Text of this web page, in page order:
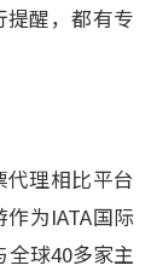
醒，都有专
理相比平台
为IATA国际
全球40多家主